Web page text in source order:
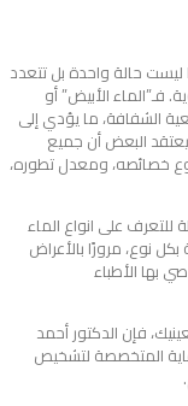
ليست حالة واحدة بل تتعدد
فـ”الماء الأبيض” أو
الشفافة، ما يؤدي إلى
البعض أن جميع
نوع خصائصه، ومعدل تطوره،
على انواع الماء
نوع، مرورًا بالأعراض
بها الأطباء
فإن الدكتور أحمد
المتخصصة لتشخيص